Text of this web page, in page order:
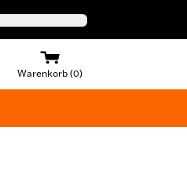
Warenkorb (0)